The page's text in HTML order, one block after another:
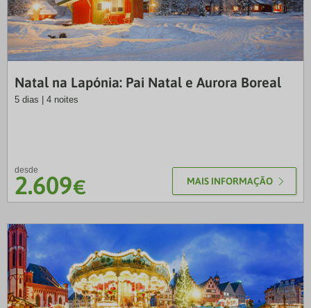
Natal na Lapónia: Pai Natal e Aurora Boreal
5 dias | 4 noites
desde
2.609€ MAIS INFORMAÇÃO